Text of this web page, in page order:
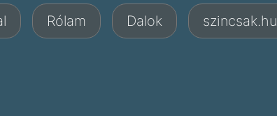
Rólam Dalok szincsak.hu